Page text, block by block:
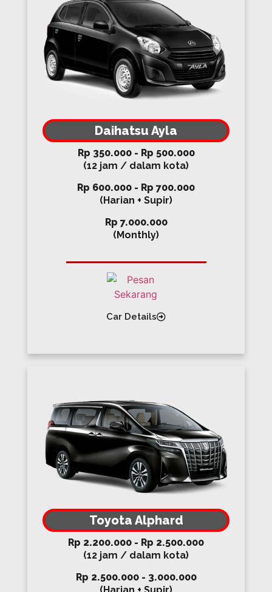
Daihatsu Ayla
Rp 350.000 - Rp 500.000
(12 jam / dalam kota)
Rp 600.000 - Rp 700.000
(Harian + Supir)
Rp 7.000.000
(Monthly)
Car Details
Toyota Alphard
Rp 2.200.000 - Rp 2.500.000
(12 jam / dalam kota)
Rp 2.500.000 - 3.000.000